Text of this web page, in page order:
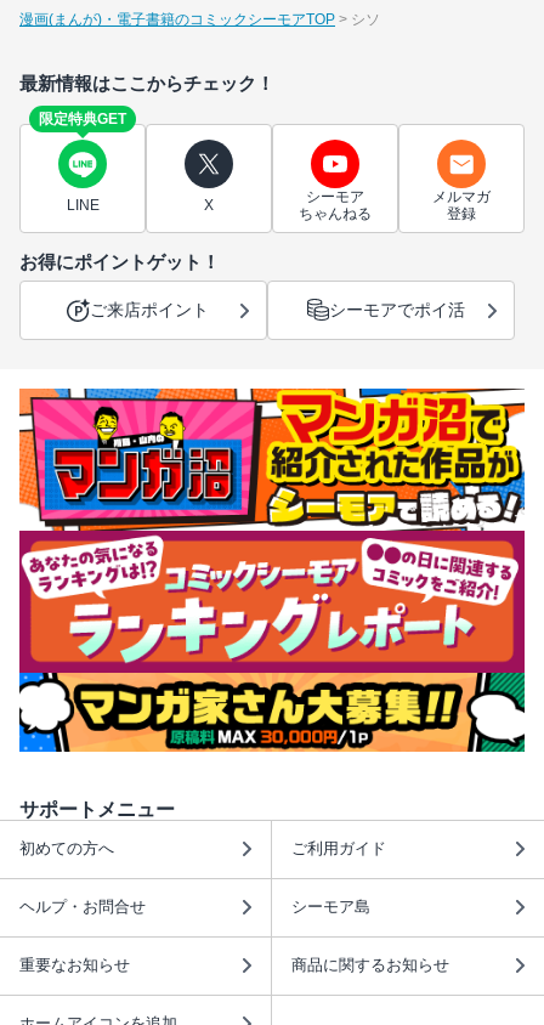
漫画(まんが)・電子書籍のコミックシーモアTOP シソ
最新情報はここからチェック！
限定特典GET
LINE X
シーモア
ちゃんねる
メルマガ
登録
お得にポイントゲット！
ご来店ポイント シーモアでポイ活
サポートメニュー
初めての方へ ご利用ガイド
ヘルプ・お問合せ シーモア島
重要なお知らせ 商品に関するお知らせ